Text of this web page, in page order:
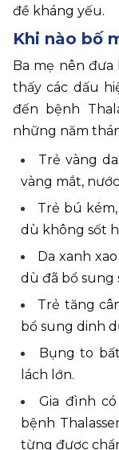
đề kháng yếu.
Khi nào bố
Ba mẹ nên
thấy các dấu
đến bệnh
những năm
Trẻ vàng
vàng mắt,
Trẻ bú
dù không sốt
Da xanh
dù đã bổ sung
Trẻ tăng
bổ sung dinh
Bụng to
lách lớn.
Gia đình
bệnh
từng được